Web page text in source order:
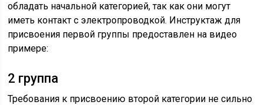
обладать начальной категорией, так как они могут
иметь контакт с электропроводкой. Инструктаж для
присвоения первой группы предоставлен на видео
примере:
2 группа
Требования к присвоению второй категории не сильно